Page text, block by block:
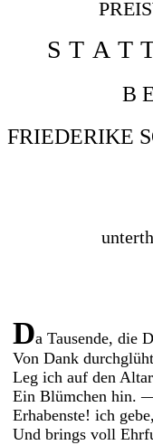
S T A T
B
FRIEDERIKE
Da Tausende, die D
Von Dank
Leg ich auf den Altar
Ein Blümchen hin.
Erhabenste! ich
Und brings voll